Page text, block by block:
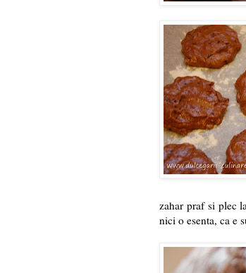
zahar praf si plec
nici o esenta, ca e